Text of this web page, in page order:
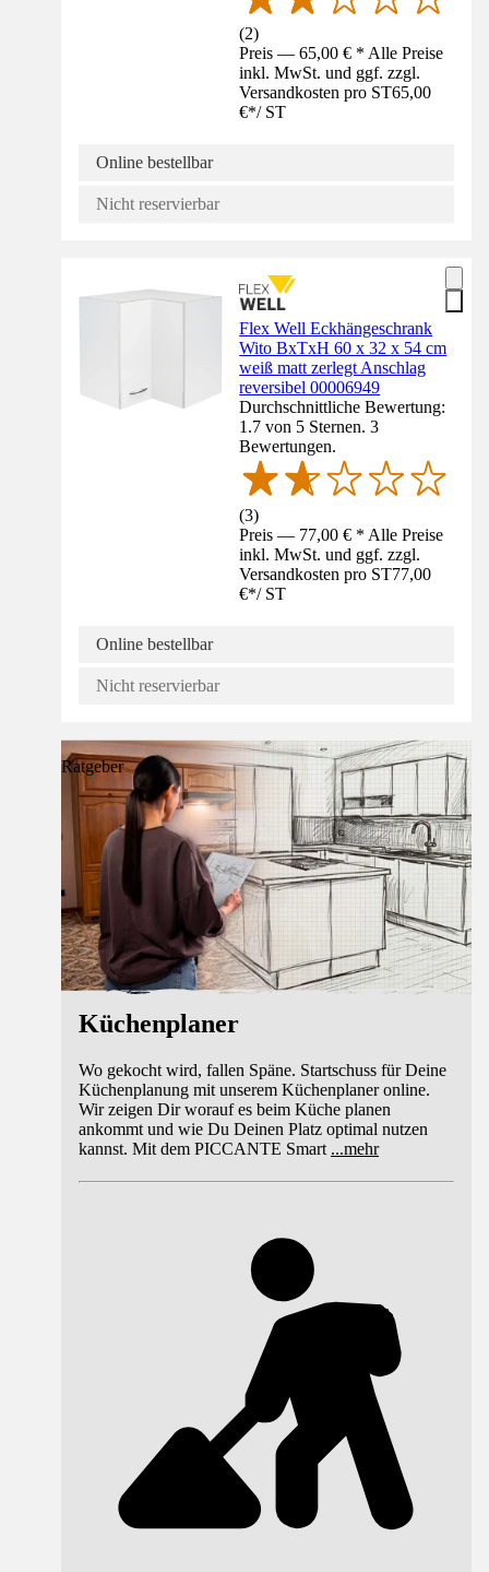
(2)
Preis — 65,00 € * Alle Preise
inkl. MwSt. und ggf. zzgl.
Versandkosten pro ST65,00
€*/ ST
Online bestellbar
Nicht reservierbar
Flex Well Eckhängeschrank
Wito BxTxH 60 x 32 x 54 cm
weiß matt zerlegt Anschlag
reversibel 00006949
Durchschnittliche Bewertung:
1.7 von 5 Sternen. 3
Bewertungen.
(3)
Preis — 77,00 € * Alle Preise
inkl. MwSt. und ggf. zzgl.
Versandkosten pro ST77,00
€*/ ST
Online bestellbar
Nicht reservierbar
Ratgeber
Küchenplaner
Wo gekocht wird, fallen Späne. Startschuss für Deine
Küchenplanung mit unserem Küchenplaner online.
Wir zeigen Dir worauf es beim Küche planen
ankommt und wie Du Deinen Platz optimal nutzen
kannst. Mit dem PICCANTE Smart ...mehr